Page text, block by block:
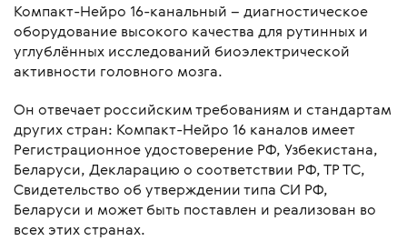
Компакт-Нейро 16-канальный – диагностическое
оборудование высокого качества для рутинных и
углублённых исследований биоэлектрической
активности головного мозга.
Он отвечает российским требованиям и стандартам
других стран: Компакт-Нейро 16 каналов имеет
Регистрационное удостоверение РФ, Узбекистана,
Беларуси, Декларацию о соответствии РФ, ТР ТС,
Свидетельство об утверждении типа СИ РФ,
Беларуси и может быть поставлен и реализован во
всех этих странах.